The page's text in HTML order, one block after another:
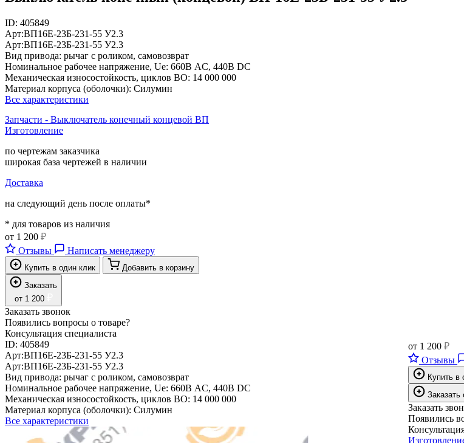
ID: 405849
Арт:ВП16Е-23Б-231-55 У2.3
Арт:ВП16Е-23Б-231-55 У2.3
Вид привода: рычаг с роликом, самовозврат
Номинальное рабочее напряжение, Ue: 660В AC, 440В DC
Механическая износостойкость, циклов ВО: 14 000 000
Материал корпуса (оболочки): Силумин
Все характеристики
Запчасти - Выключатель конечный концевой ВП
Изготовление
по чертежам заказчика
широкая база чертежей в наличии
Доставка
на следующий день после оплаты*
* для товаров из наличия
от 1 200 ₽
Отзывы
Написать менеджеру
Купить в один клик
Добавить в корзину
Заказать
от 1 200
Заказать звонок
Появились вопросы о товаре?
Консультация специалиста
ID: 405849
Арт:ВП16Е-23Б-231-55 У2.3
Арт:ВП16Е-23Б-231-55 У2.3
Вид привода: рычаг с роликом, самовозврат
Номинальное рабочее напряжение, Ue: 660В AC, 440В DC
Механическая износостойкость, циклов ВО: 14 000 000
Материал корпуса (оболочки): Силумин
Все характеристики
от 1 200 ₽
Отзывы
Купить в
Заказать
Заказать
Появились